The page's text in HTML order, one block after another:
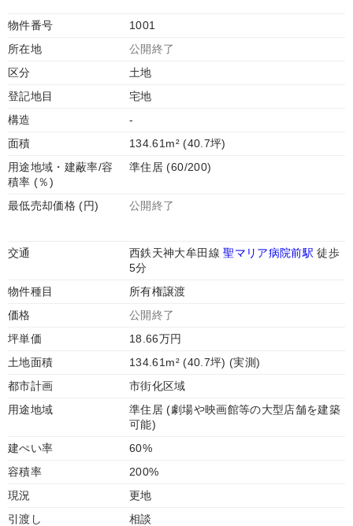
物件番号
1001
所在地
公開終了
区分
土地
登記地目
宅地
構造
-
面積
134.61m² (40.7坪)
用途地域・建蔽率/容
積率 (％)
準住居 (60/200)
最低売却価格 (円) 公開終了
交通 西鉄天神大牟田線聖マリア病院前駅 徒歩
5分
物件種目
所有権譲渡
価格
公開終了
坪単価
18.66万円
土地面積
134.61m² (40.7坪) (実測)
都市計画
市街化区域
用途地域
準住居 (劇場や映画館等の大型店舗を建築
可能)
建ぺい率
60%
容積率
200%
現況
更地
引渡し
相談